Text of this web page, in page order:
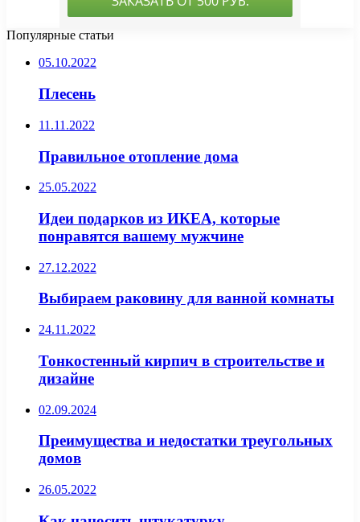
Популярные статьи
05.10.2022
Плесень
11.11.2022
Правильное отопление дома
25.05.2022
Идеи подарков из ИКЕА, которые
понравятся вашему мужчине
27.12.2022
Выбираем раковину для ванной комнаты
24.11.2022
Тонкостенный кирпич в строительстве и
дизайне
02.09.2024
Преимущества и недостатки треугольных
домов
26.05.2022